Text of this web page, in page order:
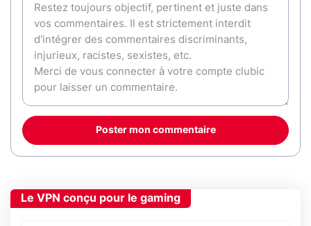
Poster mon commentaire
Le VPN conçu pour le gaming